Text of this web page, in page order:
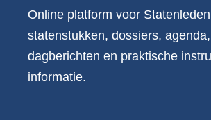
Online platform voor
statenstukken, dossiers,
dagberichten en praktische
informatie.